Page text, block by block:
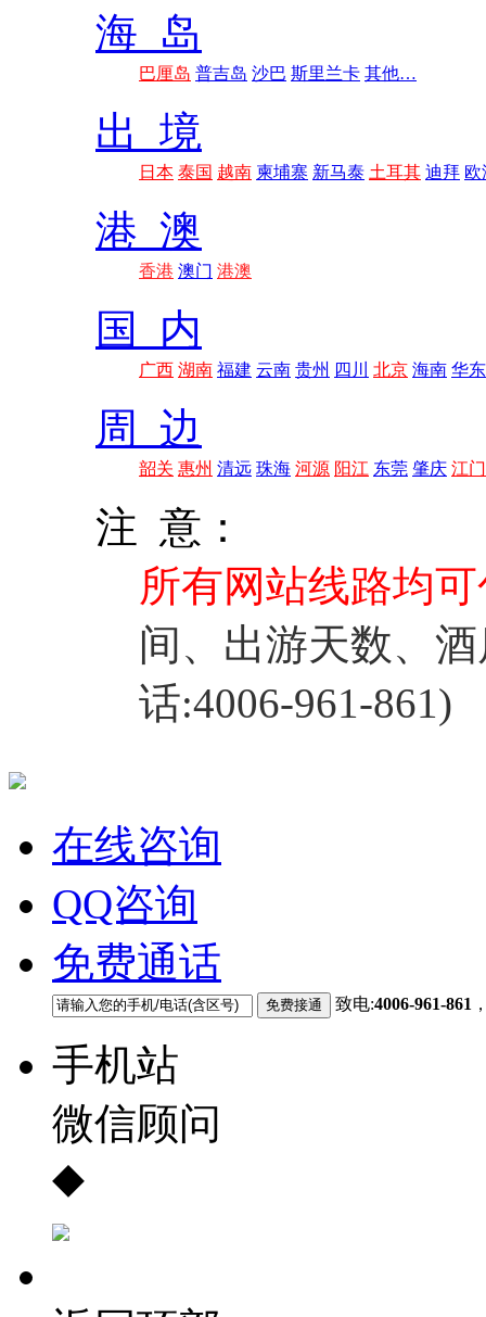
海 岛
巴厘岛 普吉岛 沙巴 斯里兰卡 其他…
出 境
日本 泰国 越南 柬埔寨 新马泰 土耳其 迪拜 欧
港 澳
香港 澳门 港澳
国 内
广西 湖南 福建 云南 贵州 四川 北京 海南 华东
周 边
韶关 惠州 清远 珠海 河源 阳江 东莞 肇庆 江门
注 意：
所有网站线路均
间、出游天数、
话:4006-961-861)
在线咨询
QQ咨询
免费通话
致电:4006-961-861
手机站
微信顾问
◆